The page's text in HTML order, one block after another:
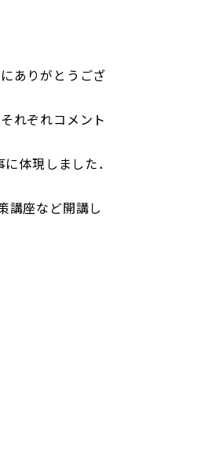
ありがとうござ
れぞれコメント
体現しました．
講座など開講し